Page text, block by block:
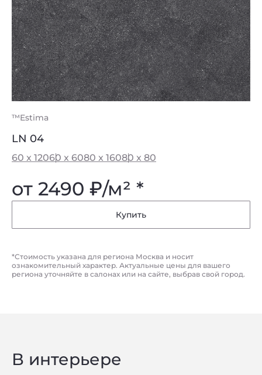
™Estima
LN 04
60 x 12060 x 6080 x 16080 x 80
от 2490 ₽/м² *
Купить
*Стоимость указана для региона Москва и носит
ознакомительный характер. Актуальные цены для вашего
региона уточняйте в салонах или на сайте, выбрав свой город.
В интерьере